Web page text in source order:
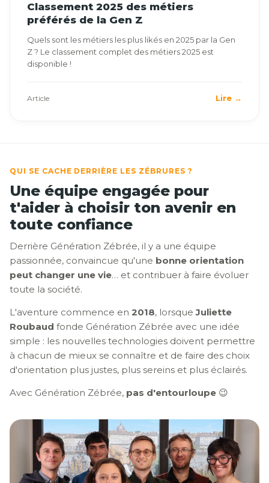
Classement 2025 des métiers
préférés de la Gen Z
Quels sont les métiers les plus likés en 2025 par la Gen
Z ? Le classement complet des métiers 2025 est
disponible !
Article Lire →
QUI SE CACHE DERRIÈRE LES ZÉBRURES ?
Une équipe engagée pour
t'aider à choisir ton avenir en
toute confiance
Derrière Génération Zébrée, il y a une équipe
passionnée, convaincue qu'une bonne orientation
peut changer une vie… et contribuer à faire évoluer
toute la société.
L'aventure commence en 2018, lorsqueJuliette
Roubaud fonde Génération Zébrée avec une idée
simple : les nouvelles technologies doivent permettre
à chacun de mieux se connaître et de faire des choix
d'orientation plus justes, plus sereins et plus éclairés.
Avec Génération Zébrée, pas d'entourloupe 😉